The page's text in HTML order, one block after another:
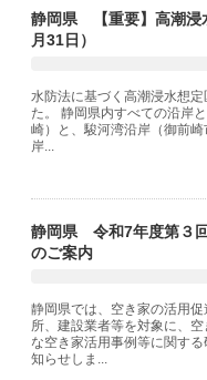
静岡県 【重要】高潮浸
月31日）
水防法に基づく高潮浸水想
た。 静岡県内すべての沿岸
崎）と、駿河湾沿岸（御前
岸...
静岡県 令和7年度第３
のご案内
静岡県では、空き家の活用
所、建設業者等を対象に、
な空き家活用事例等に関す
知らせしま...